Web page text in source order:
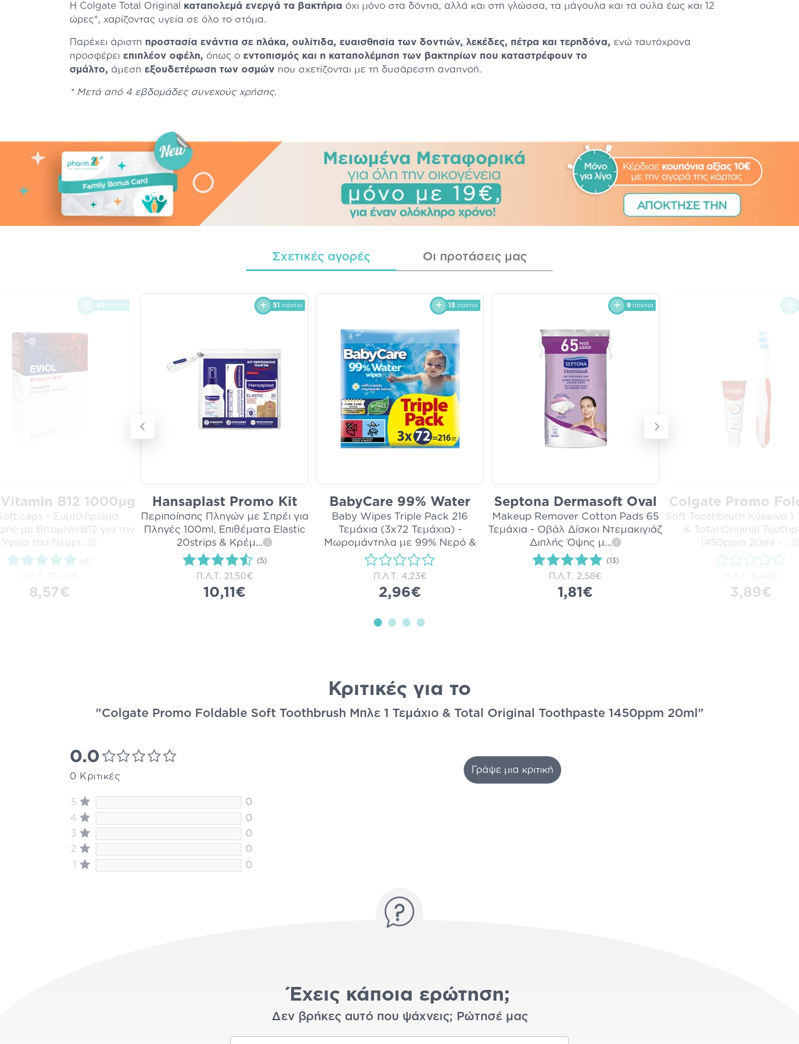
Η Colgate Total Original καταπολεμά ενεργά τα βακτήρια όχι μόνο στα δόντια, αλλά και στη γλώσσα, τα μάγουλα και τα ούλα έως και 12
ώρες*, χαρίζοντας υγεία σε όλο το στόμα.
Παρέχει άριστη προστασία ενάντια σε πλάκα, ουλίτιδα, ευαισθησία των δοντιών, λεκέδες, πέτρα και τερηδόνα, ενώ ταυτόχρονα
προσφέρει επιπλέον οφέλη, όπως ο εντοπισμός και η καταπολέμηση των βακτηρίων που καταστρέφουν το
σμάλτο, άμεση εξουδετέρωση των οσμών που σχετίζονται με τη δυσάρεστη αναπνοή.
* Μετά από 4 εβδομάδες συνεχούς χρήσης.
Σχετικές αγορές Οι προτάσεις μας
43 πόντοι
B12 1000μg
- Συμπλήρωμα
με Βιταμίνη Β12 για την
Υγεία του Νευρι
(4)
8,57€
51 πόντοι
Hansaplast Promo Kit
Περιποίησης Πληγών με Σπρέι για
Πληγές 100ml, Επιθέματα Elastic
20strips & Κρέμ... i
(5)
Π.Λ.Τ. 21,50€
10,11€
15 πόντοι
BabyCare 99% Water
Baby Wipes Triple Pack 216
Τεμάχια (3x72 Τεμάχια) -
Μωρομάντηλα με 99% Νερό &
Βιο... i
Π.Λ.Τ. 4,23€
2,96€
9 πόντοι
Septona Dermasoft Oval
Makeup Remover Cotton Pads 65
Τεμάχια - Οβάλ Δίσκοι Ντεμακιγιάζ
Διπλής Όψης μ... i
(13)
Π.Λ.Τ. 2,58€
1,81€
Colgate Promo
Soft Toothbrush Κόκκινο 1
& Total Original
1450ppm 20ml -
3,89€
Κριτικές για το
"Colgate Promo Foldable Soft Toothbrush Μπλε 1 Τεμάχιο & Total Original Toothpaste 1450ppm 20ml"
0.0
0 Κριτικές
5
0
4
0
3
0
2
0
1
0
Γράψε μια κριτική
Έχεις κάποια ερώτηση;
Δεν βρήκες αυτό που ψάχνεις; Ρώτησέ μας